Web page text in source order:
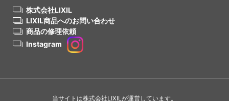
株式会社LIXIL
LIXIL商品へのお問い合わせ
商品の修理依頼
Instagram
当サイトは株式会社LIXILが運営しています。